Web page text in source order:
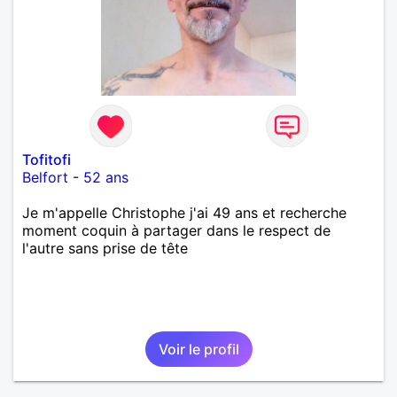
Tofitofi
Belfort - 52 ans
Je m'appelle Christophe j'ai 49 ans et recherche
moment coquin à partager dans le respect de
l'autre sans prise de tête
Voir le profil